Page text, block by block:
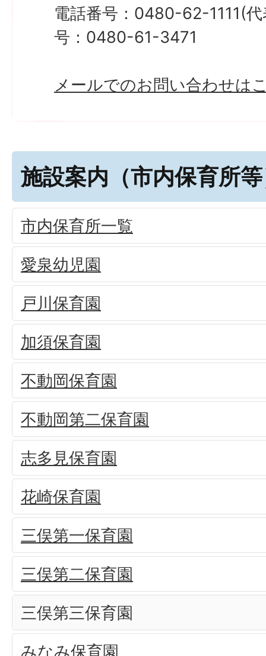
電話番号：0480-62-1111(
号：0480-61-3471
メールでのお問い合わせは
施設案内（市内保育所
市内保育所一覧
愛泉幼児園
戸川保育園
加須保育園
不動岡保育園
不動岡第二保育園
志多見保育園
花崎保育園
三俣第一保育園
三俣第二保育園
三俣第三保育園
みなみ保育園